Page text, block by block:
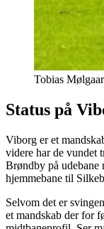
Tobias
Status på
Viborg er et
videre har de vundet
Brøndby på udebane
hjemmebane til
Selvom det er
et mandskab der for